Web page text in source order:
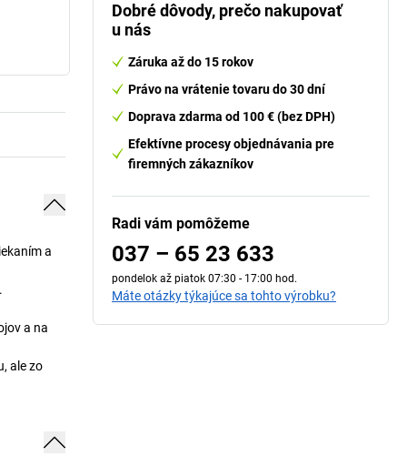
a
a na
ale zo
Dobré dôvody, prečo nakupovať
u nás
Záruka až do 15 rokov
Právo na vrátenie tovaru do 30 dní
Doprava zdarma od 100 € (bez DPH)
Efektívne procesy objednávania pre
firemných zákazníkov
Radi vám pomôžeme
037 – 65 23 633
pondelok až piatok 07:30 - 17:00 hod.
Máte otázky týkajúce sa tohto výrobku?